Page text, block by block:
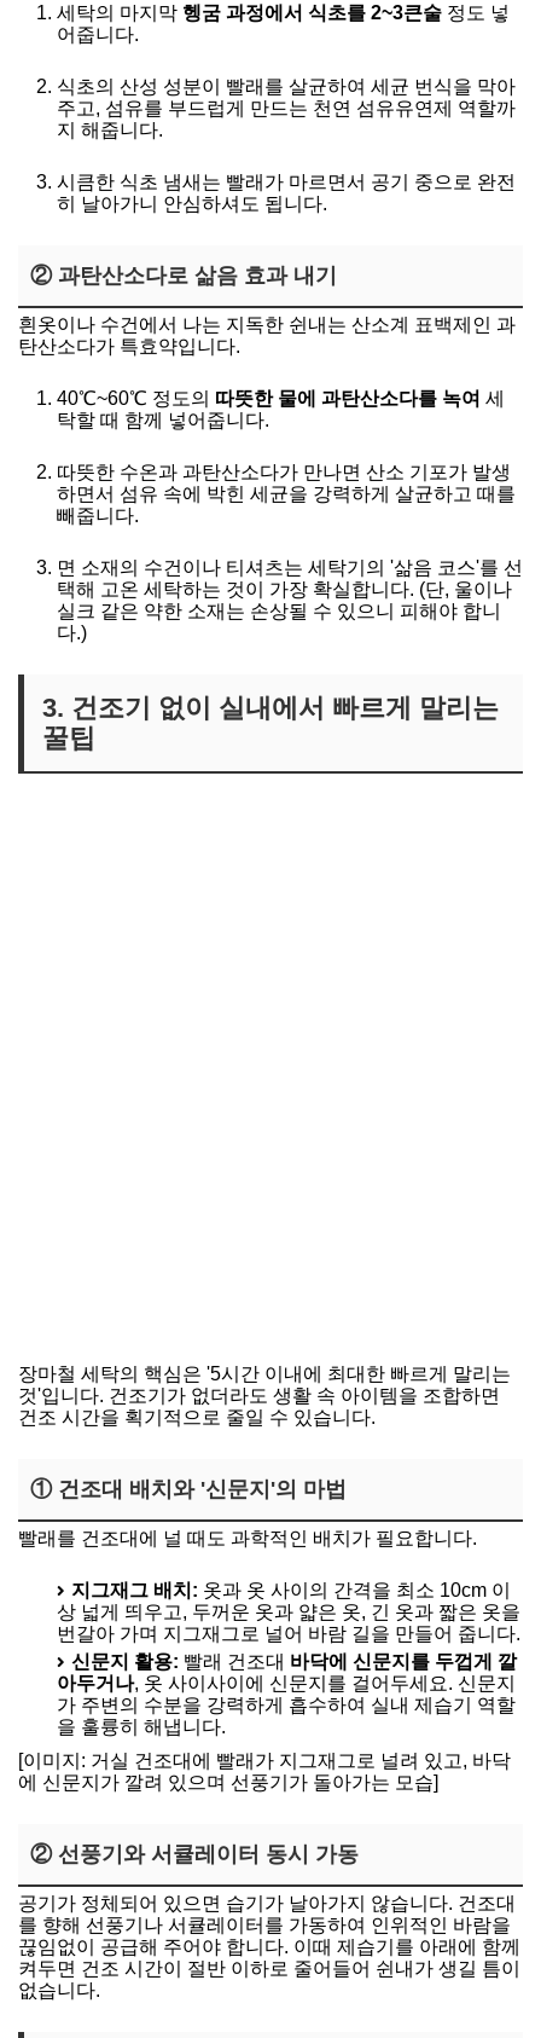
세탁의 마지막 헹굼 과정에서 식초를 2~3큰술 정도 넣
어줍니다.
식초의 산성 성분이 빨래를 살균하여 세균 번식을 막아
주고, 섬유를 부드럽게 만드는 천연 섬유유연제 역할까
지 해줍니다.
시큼한 식초 냄새는 빨래가 마르면서 공기 중으로 완전
히 날아가니 안심하셔도 됩니다.
② 과탄산소다로 삶음 효과 내기
흰옷이나 수건에서 나는 지독한 쉰내는 산소계 표백제인 과
탄산소다가 특효약입니다.
40℃~60℃ 정도의 따뜻한 물에 과탄산소다를 녹여 세
탁할 때 함께 넣어줍니다.
따뜻한 수온과 과탄산소다가 만나면 산소 기포가 발생
하면서 섬유 속에 박힌 세균을 강력하게 살균하고 때를
빼줍니다.
면 소재의 수건이나 티셔츠는 세탁기의 '삶음 코스'를 선
택해 고온 세탁하는 것이 가장 확실합니다. (단, 울이나
실크 같은 약한 소재는 손상될 수 있으니 피해야 합니
다.)
3. 건조기 없이 실내에서 빠르게 말리는
꿀팁
장마철 세탁의 핵심은 '5시간 이내에 최대한 빠르게 말리는
것'입니다. 건조기가 없더라도 생활 속 아이템을 조합하면
건조 시간을 획기적으로 줄일 수 있습니다.
① 건조대 배치와 '신문지'의 마법
빨래를 건조대에 널 때도 과학적인 배치가 필요합니다.
지그재그 배치: 옷과 옷 사이의 간격을 최소 10cm 이
상 넓게 띄우고, 두꺼운 옷과 얇은 옷, 긴 옷과 짧은 옷을
번갈아 가며 지그재그로 널어 바람 길을 만들어 줍니다.
신문지 활용: 빨래 건조대 바닥에 신문지를 두껍게 깔
아두거나, 옷 사이사이에 신문지를 걸어두세요. 신문지
가 주변의 수분을 강력하게 흡수하여 실내 제습기 역할
을 훌륭히 해냅니다.
[이미지: 거실 건조대에 빨래가 지그재그로 널려 있고, 바닥
에 신문지가 깔려 있으며 선풍기가 돌아가는 모습]
② 선풍기와 서큘레이터 동시 가동
공기가 정체되어 있으면 습기가 날아가지 않습니다. 건조대
를 향해 선풍기나 서큘레이터를 가동하여 인위적인 바람을
끊임없이 공급해 주어야 합니다. 이때 제습기를 아래에 함께
켜두면 건조 시간이 절반 이하로 줄어들어 쉰내가 생길 틈이
없습니다.